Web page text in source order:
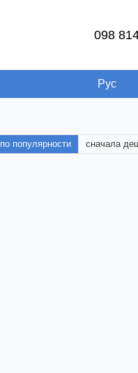
098
Рус
по популярности сначала